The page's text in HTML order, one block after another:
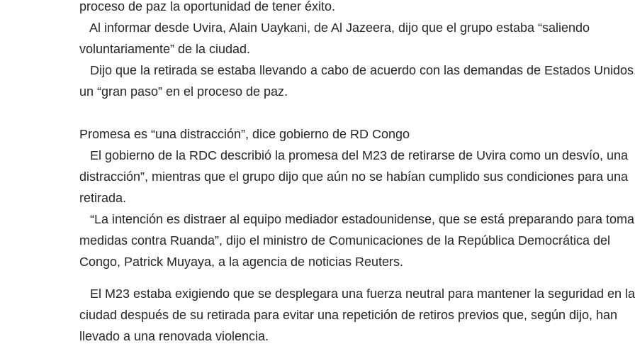
proceso de paz la oportunidad de tener éxito.
Al informar desde Uvira, Alain Uaykani, de Al Jazeera, dijo que el grupo estaba “saliendo
voluntariamente” de la ciudad.
Dijo que la retirada se estaba llevando a cabo de acuerdo con las demandas de Estados
un “gran paso” en el proceso de paz.
Promesa es “una distracción”, dice gobierno de RD Congo
El gobierno de la RDC describió la promesa del M23 de retirarse de Uvira como un desvío, una
distracción”, mientras que el grupo dijo que aún no se habían cumplido sus condiciones para una
retirada.
“La intención es distraer al equipo mediador estadounidense, que se está preparando para
medidas contra Ruanda”, dijo el ministro de Comunicaciones de la República Democrática del
Congo, Patrick Muyaya, a la agencia de noticias Reuters.
El M23 estaba exigiendo que se desplegara una fuerza neutral para mantener la seguridad en la
ciudad después de su retirada para evitar una repetición de retiros previos que, según dijo, han
llevado a una renovada violencia.